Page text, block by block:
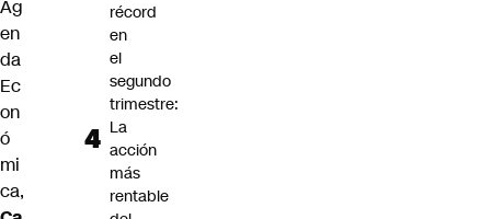
Ag
en
da
Ec
on
ó
mi
ca,
récord
en
el
segundo
trimestre:
La
acción
más
rentable